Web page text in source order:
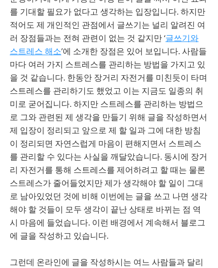
를 기대할 필요가 없다고 생각하는 입장입니다. 하지만
적어도 제 개인적인 관점에서 글쓰기는 널리 알려진 여
러 장점들과는 전혀 관련이 없는 것 같지만 ‘글쓰기와
스트레스 해소’에 소개한 장점은 있어 보입니다. 사람들
마다 여러 가지 스트레스를 관리하는 방법을 가지고 있
을 것 같습니다. 한동안 장거리 자전거를 미친듯이 타며
스트레스를 관리하기도 했었고 이는 지금도 일종의 취
미로 굳어집니다. 하지만 스트레스를 관리하는 방법으
로 그와 관련된 제 생각을 만들기 위해 글을 작성하면서
제 입장이 정리되고 앞으로 제 할 일과 그에 대한 방침
이 정리되면 자연스럽게 마음이 편해지면서 스트레스
를 관리할 수 있다는 사실을 깨달았습니다. 동시에 장거
리 자전거를 통해 스트레스를 제어하려고 할 때는 물론
스트레스가 줄어들었지만 제가 생각해야 할 일이 그대
로 남아있었던 것에 비해 이번에는 글을 쓰고 나면 생각
해야 할 것들이 모두 생각이 끝난 상태로 바뀌는 점 역
시 마음에 들었습니다. 이런 배경에서 계속해서 블로그
에 글을 작성하고 있습니다.
그런데 온라인에 글을 작성하시는 여느 사람들과 달리